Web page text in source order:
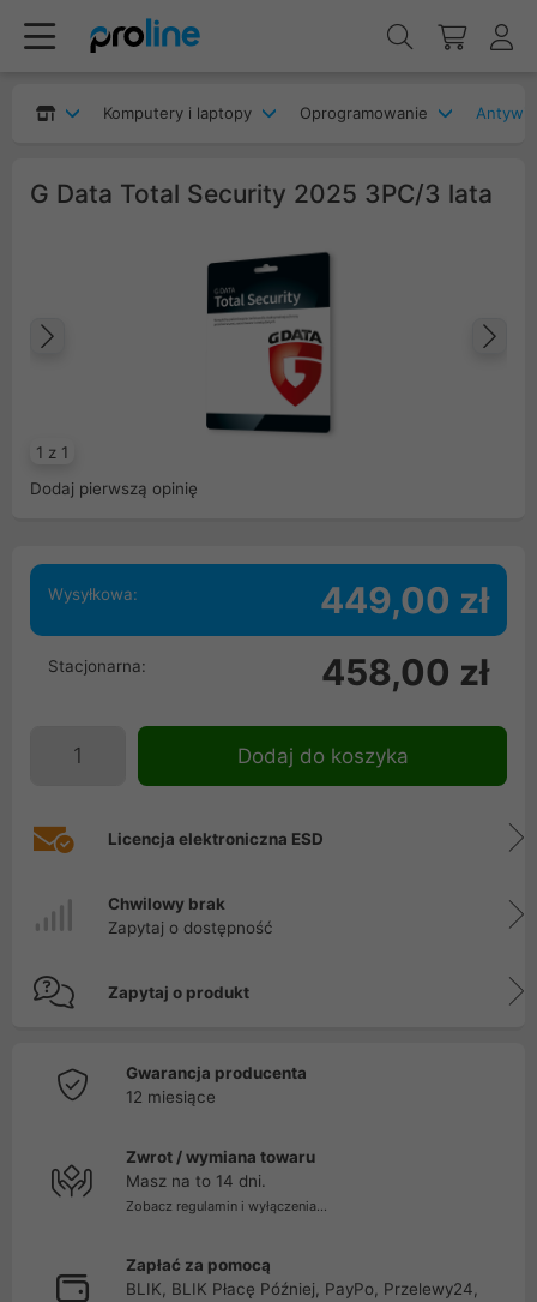
Komputery i laptopy Oprogramowanie
G Data Total Security 2025 3PC/3 lata
1 z 1
Dodaj pierwszą opinię
Wysyłkowa: 449,00 zł
Stacjonarna: 458,00 zł
Dodaj do koszyka
Licencja elektroniczna ESD
Chwilowy brak
Zapytaj o dostępność
Zapytaj o produkt
Gwarancja producenta
12 miesiące
Zwrot / wymiana towaru
Masz na to 14 dni.
Zobacz regulamin i wyłączenia...
Zapłać za pomocą
BLIK, BLIK Płacę Później, PayPo, Przelewy24,